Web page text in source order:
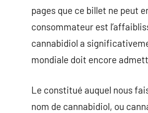
pages que ce billet ne peut
consommateur est
cannabidiol a
mondiale doit encore
Le constitué auquel nous
nom de cannabidiol, ou